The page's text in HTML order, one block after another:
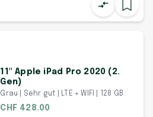
11" Apple iPad Pro 2020 (2.
Gen)
Grau | Sehr gut | LTE + WIFI | 128 GB
CHF 428.00